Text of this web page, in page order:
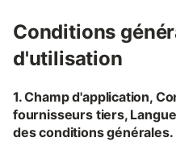
Conditions
d'utilisation
1. Champ d'application,
fournisseurs tiers,
des conditions générales.